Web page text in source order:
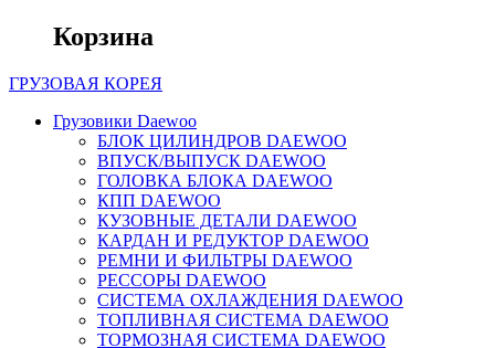
Корзина
ГРУЗОВАЯ КОРЕЯ
Грузовики Daewoo
БЛОК ЦИЛИНДРОВ DAEWOO
ВПУСК/ВЫПУСК DAEWOO
ГОЛОВКА БЛОКА DAEWOO
КПП DAEWOO
КУЗОВНЫЕ ДЕТАЛИ DAEWOO
КАРДАН И РЕДУКТОР DAEWOO
РЕМНИ И ФИЛЬТРЫ DAEWOO
РЕССОРЫ DAEWOO
СИСТЕМА ОХЛАЖДЕНИЯ DAEWOO
ТОПЛИВНАЯ СИСТЕМА DAEWOO
ТОРМОЗНАЯ СИСТЕМА DAEWOO